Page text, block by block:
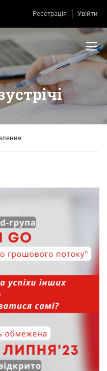
Реєстрація Увійти